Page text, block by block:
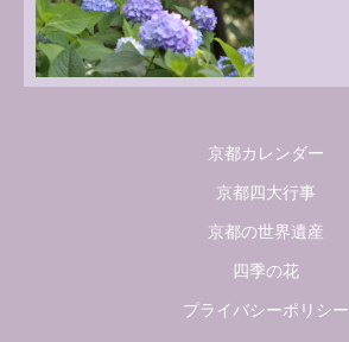
京都カレンダー
京都四大行事
京都の世界遺産
四季の花
プライバシーポリシー